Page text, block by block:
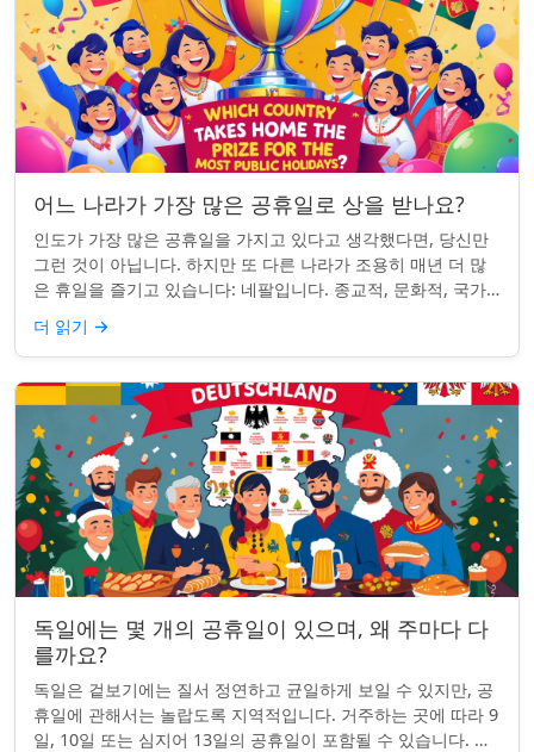
어느 나라가 가장 많은 공휴일로 상을 받나요?
인도가 가장 많은 공휴일을 가지고 있다고 생각했다면, 당신만
그런 것이 아닙니다. 하지만 또 다른 나라가 조용히 매년 더 많
은 휴일을 즐기고 있습니다: 네팔입니다. 종교적, 문화적, 국가
적 기념일이 혼합된 네팔은 현...
더 읽기 →
독일에는 몇 개의 공휴일이 있으며, 왜 주마다 다
를까요?
독일은 겉보기에는 질서 정연하고 균일하게 보일 수 있지만, 공
휴일에 관해서는 놀랍도록 지역적입니다. 거주하는 곳에 따라 9
일, 10일 또는 심지어 13일의 공휴일이 포함될 수 있습니다. 왜